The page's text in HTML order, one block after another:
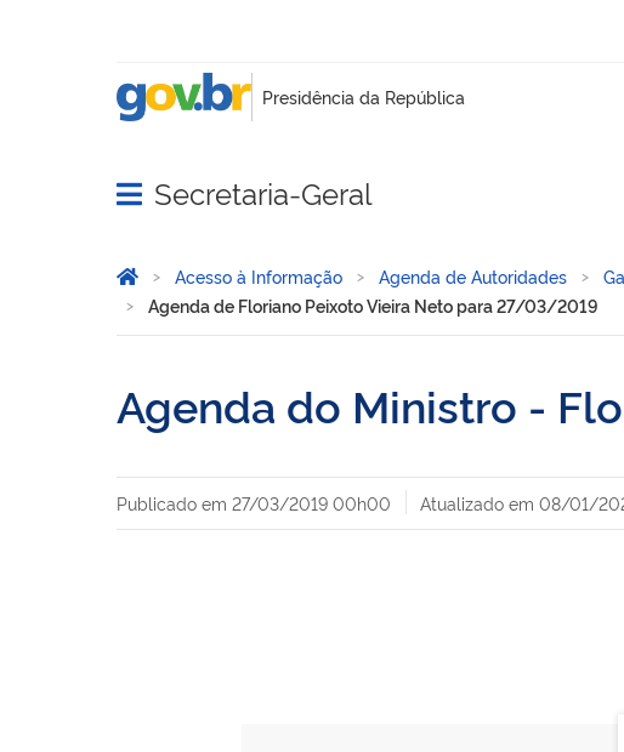
Abrir menu principal de navegação
Secretaria-Geral
Você está aqui:
Página Inicial
Acesso à Informação Agenda de Autoridades
Agenda de Floriano Peixoto Vieira Neto para 27/03/2019
Agenda do Ministro -
Publicado em 27/03/2019 00h00 Atualizado em 08/01/